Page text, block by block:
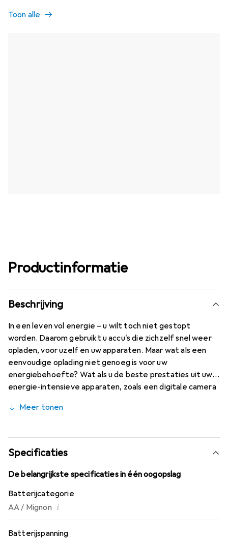
Toon alle
Productinformatie
Beschrijving
In een leven vol energie – u wilt toch niet gestopt
worden. Daarom gebruikt u accu's die zichzelf snel weer
opladen, voor uzelf en uw apparaten. Maar wat als een
eenvoudige oplading niet genoeg is voor uw
energiebehoefte? Wat als u de beste prestaties uit uw
energie-intensieve apparaten, zoals een digitale camera
behoeften zijn er Duracell Recharge Ultra batterijen.
Meer tonen
Specificaties
De belangrijkste specificaties in één oogopslag
Batterijcategorie
AA / Mignon i
Batterijspanning